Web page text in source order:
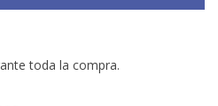
toda la compra.